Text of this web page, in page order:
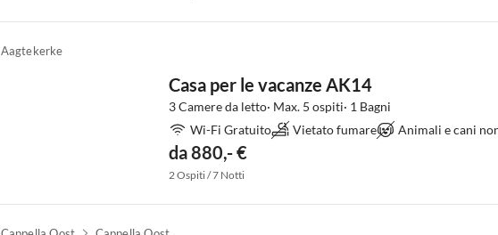
Aagtekerke
Casa per le vacanze AK14
3 Camere da letto· Max. 5 ospiti· 1 Bagni
Wi-Fi Gratuito
Vietato fumare Animali e cani
da 880,- €
2 Ospiti / 7 Notti